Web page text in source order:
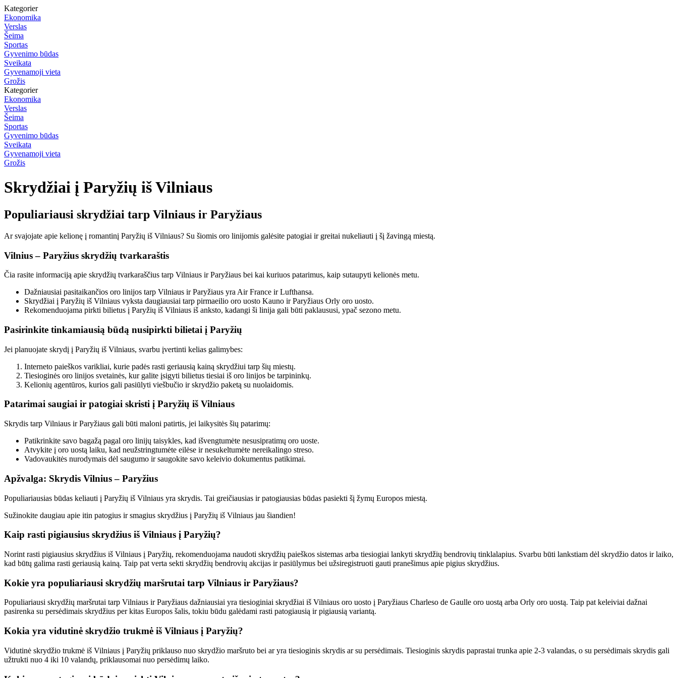
Kategorier
Ekonomika
Verslas
Šeima
Sportas
Gyvenimo būdas
Sveikata
Gyvenamoji vieta
Grožis
Kategorier
Ekonomika
Verslas
Šeima
Sportas
Gyvenimo būdas
Sveikata
Gyvenamoji vieta
Grožis
Skrydžiai į Paryžių iš Vilniaus
Populiariausi skrydžiai tarp Vilniaus ir Paryžiaus
Ar svajojate apie kelionę į romantinį Paryžių iš Vilniaus? Su šiomis oro linijomis galėsite patogiai ir greitai nukeliauti į šį žavingą miestą.
Vilnius – Paryžius skrydžių tvarkaraštis
Čia rasite informaciją apie skrydžių tvarkaraščius tarp Vilniaus ir Paryžiaus bei kai kuriuos patarimus, kaip sutaupyti kelionės metu.
Dažniausiai pasitaikančios oro linijos tarp Vilniaus ir Paryžiaus yra Air France ir Lufthansa.
Skrydžiai į Paryžių iš Vilniaus vyksta daugiausiai tarp pirmaeilio oro uosto Kauno ir Paryžiaus Orly oro uosto.
Rekomenduojama pirkti bilietus į Paryžių iš Vilniaus iš anksto, kadangi ši linija gali būti paklaususi, ypač sezono metu.
Pasirinkite tinkamiausią būdą nusipirkti bilietai į Paryžių
Jei planuojate skrydį į Paryžių iš Vilniaus, svarbu įvertinti kelias galimybes:
Interneto paieškos varikliai, kurie padės rasti geriausią kainą skrydžiui tarp šių miestų.
Tiesioginės oro linijos svetainės, kur galite įsigyti bilietus tiesiai iš oro linijos be tarpininkų.
Kelionių agentūros, kurios gali pasiūlyti viešbučio ir skrydžio paketą su nuolaidomis.
Patarimai saugiai ir patogiai skristi į Paryžių iš Vilniaus
Skrydis tarp Vilniaus ir Paryžiaus gali būti maloni patirtis, jei laikysitės šių patarimų:
Patikrinkite savo bagažą pagal oro linijų taisykles, kad išvengtumėte nesusipratimų oro uoste.
Atvykite į oro uostą laiku, kad neužstringtumėte eilėse ir nesukeltumėte nereikalingo streso.
Vadovaukitės nurodymais dėl saugumo ir saugokite savo keleivio dokumentus patikimai.
Apžvalga: Skrydis Vilnius – Paryžius
Populiariausias būdas keliauti į Paryžių iš Vilniaus yra skrydis. Tai greičiausias ir patogiausias būdas pasiekti šį žymų Europos miestą.
Sužinokite daugiau apie itin patogius ir smagius skrydžius į Paryžių iš Vilniaus jau šiandien!
Kaip rasti pigiausius skrydžius iš Vilniaus į Paryžių?
Norint rasti pigiausius skrydžius iš Vilniaus į Paryžių, rekomenduojama naudoti skrydžių paieškos sistemas arba tiesiogiai lankyti skrydžių bendrovių tinklalapius. Svarbu būti lankstiam dėl skrydžio datos ir laiko,
kad būtų galima rasti geriausią kainą. Taip pat verta sekti skrydžių bendrovių akcijas ir pasiūlymus bei užsiregistruoti gauti pranešimus apie pigius skrydžius.
Kokie yra populiariausi skrydžių maršrutai tarp Vilniaus ir Paryžiaus?
Populiariausi skrydžių maršrutai tarp Vilniaus ir Paryžiaus dažniausiai yra tiesioginiai skrydžiai iš Vilniaus oro uosto į Paryžiaus Charleso de Gaulle oro uostą arba Orly oro uostą. Taip pat keleiviai dažnai
pasirenka su persėdimais skrydžius per kitas Europos šalis, tokiu būdu galėdami rasti patogiausią ir pigiausią variantą.
Kokia yra vidutinė skrydžio trukmė iš Vilniaus į Paryžių?
Vidutinė skrydžio trukmė iš Vilniaus į Paryžių priklauso nuo skrydžio maršruto bei ar yra tiesioginis skrydis ar su persėdimais. Tiesioginis skrydis paprastai trunka apie 2-3 valandas, o su persėdimais skrydis gali
užtrukti nuo 4 iki 10 valandų, priklausomai nuo persėdimų laiko.